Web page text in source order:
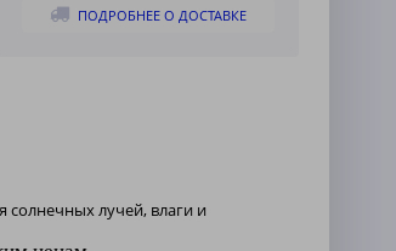
ПОДРОБНЕЕ О ДОСТАВКЕ
солнечных лучей, влаги и